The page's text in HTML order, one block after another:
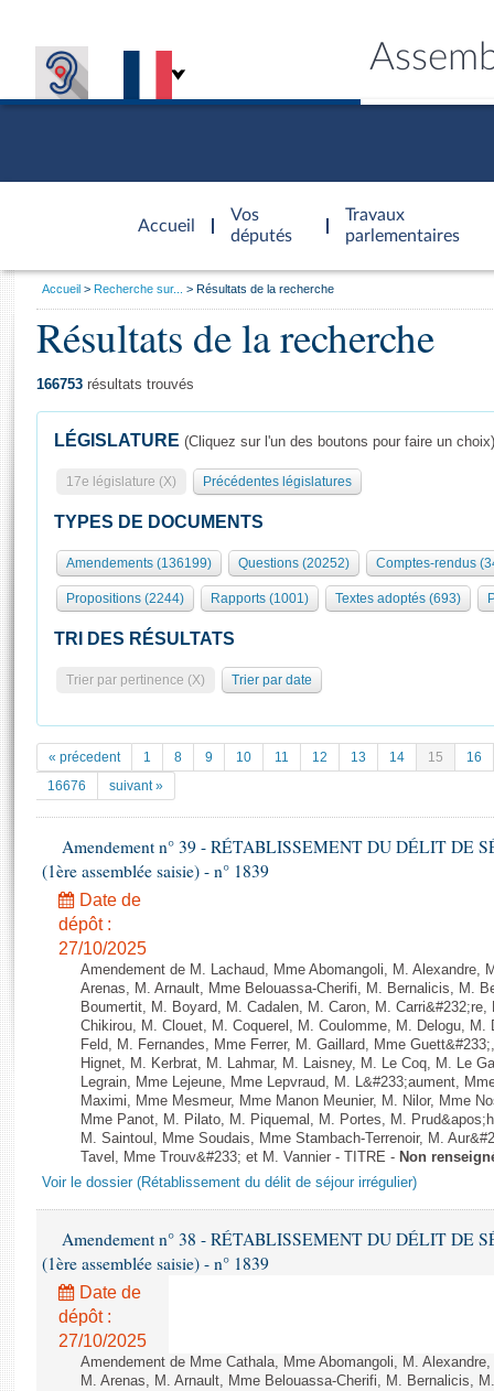
Accueil
d'accueil
Vos
députés
Travaux
parlementaires
Présidence
577 députés
Groupes politiques
Séance publique
Commissions et autres organes
Europe et International
Pétitions
Documents parlementaires
Projets de loi
Propositions de loi
Amendements
Textes adoptés
Rapports d'information
Rapports d'enquête
Rapports législatifs
Rapports sur l'application des lois
Baromètre de l’application des lois
Dossiers législatifs
Budget et sécurité sociale
Questions écrites et orales
Général
Rôle et pouvoirs de l'Assemblée
Organisation de l'Assemblée
Présidence Conférence des Présidents Bureau Collège des
Statistiques et chiffres clés
Documents de référence
( Constitution | Règlement de l'Assemblée ... )
Histoire
Juniors
Anciennes législatures
Liens vers les sites publics
Visiter l'Assemblée
Visite virtuelle du palais Bourbon
Assister à une séance
La Bibliothèque
Les archives
Contacts et plan d'accès
Photos libres de droit
Vous
Accueil Recherche sur... Résultats de la recherche
Résultats de la recherche
166753 résultats trouvés
LÉGISLATURE (Cliquez sur l'un des boutons pour faire un choix)
17e législature (X) Précédentes législatures
TYPES DE DOCUMENTS
Amendements (136199) Questions (20252) Comptes-rendus
Propositions (2244) Rapports (1001) Textes adoptés (693)
TRI DES RÉSULTATS
Trier par pertinence (X) Trier par date
« précedent 1 8 9 10 11 12 13 14 15
16
16676
suivant »
Amendement n° 39 - RÉTABLISSEMENT DU DÉLIT DE
(1ère assemblée saisie) - n° 1839
Date de
dépôt :
27/10/2025
Amendement de M. Lachaud, Mme Abomangoli, M. Alexandre,
Arenas, M. Arnault, Mme Belouassa-Cherifi, M. Bernalicis, M.
Boumertit, M. Boyard, M. Cadalen, M. Caron, M.
Chikirou, M. Clouet, M. Coquerel, M. Coulomme, M. Delogu, M.
Feld, M. Fernandes, Mme Ferrer, M. Gaillard, Mme
Hignet, M. Kerbrat, M. Lahmar, M. Laisney, M. Le Coq, M. Le
Legrain, Mme Lejeune, Mme Lepvraud, M. L&#233;aument,
Maximi, Mme Mesmeur, Mme Manon Meunier, M. Nilor, Mme
Mme Panot, M. Pilato, M. Piquemal, M. Portes, M.
M. Saintoul, Mme Soudais, Mme Stambach-Terrenoir, M.
Tavel, Mme Trouv&#233; et M. Vannier - TITRE - Non
Voir le dossier (Rétablissement du délit de séjour irrégulier)
Amendement n° 38 - RÉTABLISSEMENT DU DÉLIT DE
(1ère assemblée saisie) - n° 1839
Date de
dépôt :
27/10/2025
Amendement de Mme Cathala, Mme Abomangoli, M.
M. Arenas, M. Arnault, Mme Belouassa-Cherifi, M. Bernalicis,